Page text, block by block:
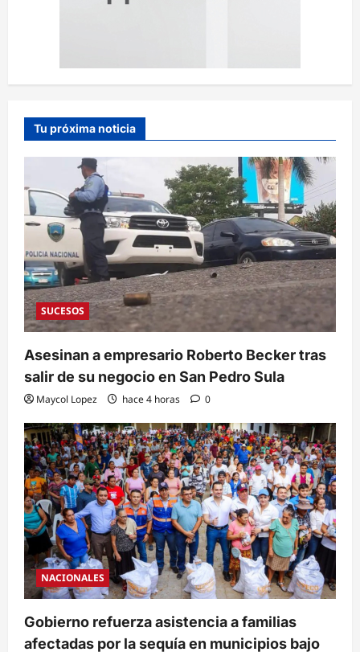
Tu próxima noticia
SUCESOS
Asesinan a empresario Roberto Becker tras
salir de su negocio en San Pedro Sula
Maycol Lopez hace 4 horas 0
NACIONALES
Gobierno refuerza asistencia a familias
afectadas por la sequía en municipios bajo